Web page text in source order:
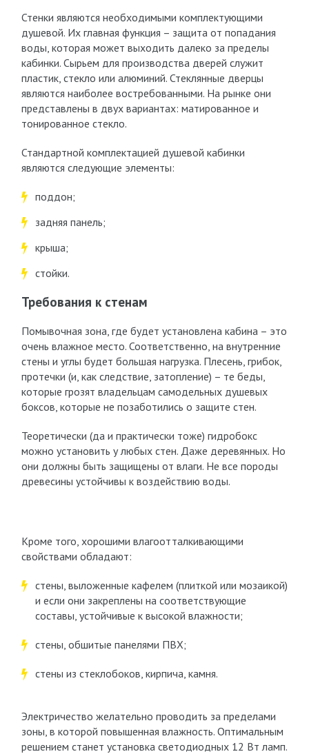
Стенки являются необходимыми комплектующими
душевой. Их главная функция – защита от попадания
воды, которая может выходить далеко за пределы
кабинки. Сырьем для производства дверей служит
пластик, стекло или алюминий. Стеклянные дверцы
являются наиболее востребованными. На рынке они
представлены в двух вариантах: матированное и
тонированное стекло.
Стандартной комплектацией душевой кабинки
являются следующие элементы:
поддон;
задняя панель;
крыша;
стойки.
Требования к стенам
Помывочная зона, где будет установлена кабина – это
очень влажное место. Соответственно, на внутренние
стены и углы будет большая нагрузка. Плесень, грибок,
протечки (и, как следствие, затопление) – те беды,
которые грозят владельцам самодельных душевых
боксов, которые не позаботились о защите стен.
Теоретически (да и практически тоже) гидробокс
можно установить у любых стен. Даже деревянных. Но
они должны быть защищены от влаги. Не все породы
древесины устойчивы к воздействию воды.
Кроме того, хорошими влагоотталкивающими
свойствами обладают:
стены, выложенные кафелем (плиткой или мозаикой)
и если они закреплены на соответствующие
составы, устойчивые к высокой влажности;
стены, обшитые панелями ПВХ;
стены из стеклобоков, кирпича, камня.
Электричество желательно проводить за пределами
зоны, в которой повышенная влажность. Оптимальным
решением станет установка светодиодных 12 Вт ламп.